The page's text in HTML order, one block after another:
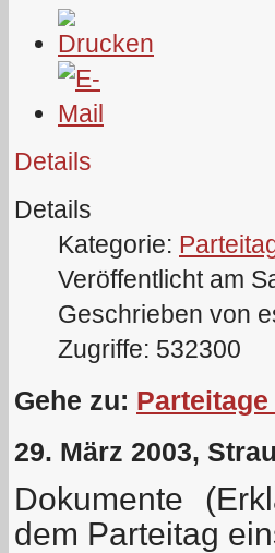
Details
Details
Kategorie:
Veröffentlicht am
Geschrieben von
Zugriffe: 532300
Gehe zu:
29. März 2003,
Dokumente
dem Parteitag